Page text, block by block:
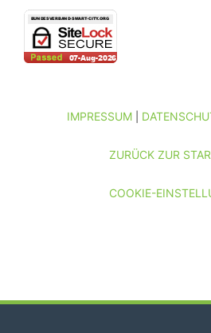
IMPRESSUM|
ZURÜCK ZUR
COOKIE-